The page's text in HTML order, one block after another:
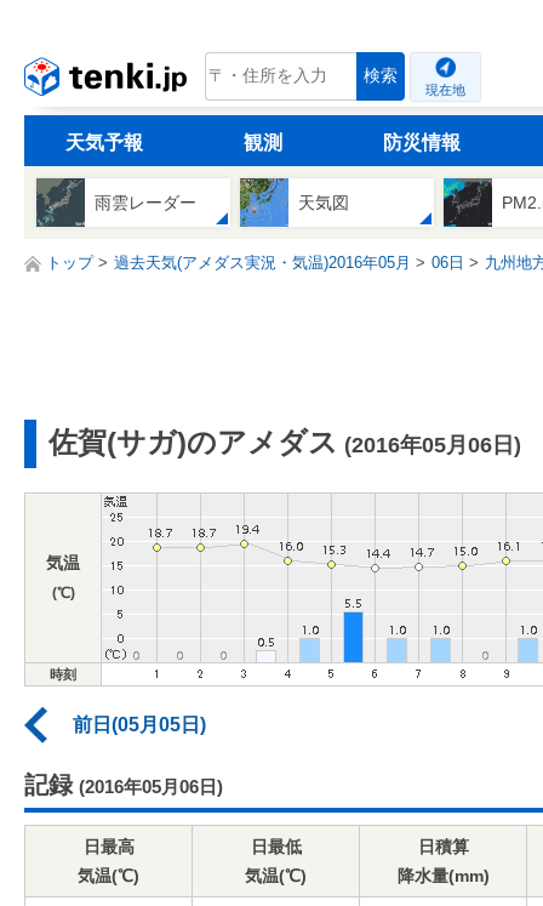
tenki.jp 検索
現在地
天気予報 観測 防災情報
雨雲レーダー 天気図
トップ 過去天気(アメダス実況・気温)2016年05月 06日 九州地
佐賀(サガ)のアメダス (2016年05月06日)
気温
(℃)
時刻
前日(05月05日)
記録 (2016年05月06日)
日最高
気温(℃)
日最低
気温(℃)
日積算
降水量(mm)